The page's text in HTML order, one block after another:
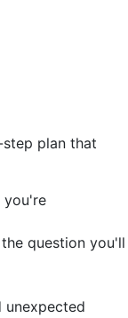
plan that
you're
question you'll
unexpected